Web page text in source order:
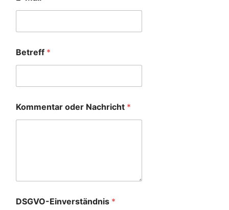
Betreff *
Kommentar oder Nachricht *
DSGVO-Einverständnis *